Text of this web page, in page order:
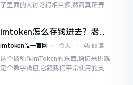
子里面的人讨论得相当多,然而真正弄明
imtoken怎么存钱进去？老玩
家教你把钱转进钱包
imtoken唯一官网 ⋅ 今天 ⋅ 45 阅读
这个被称作imToken的东西,确切来讲就
是个数字钱包,它跟我们平常使用的支付